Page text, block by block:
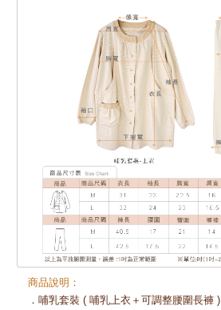
商品說明：
．哺乳套裝 ( 哺乳上衣＋可調整腰圍長褲 )